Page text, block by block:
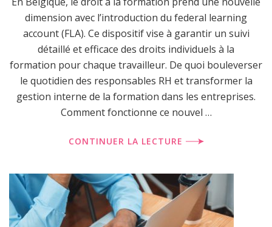
dimension avec l’introduction du federal learning
account (FLA). Ce dispositif vise à garantir un suivi
détaillé et efficace des droits individuels à la
formation pour chaque travailleur. De quoi bouleverser
le quotidien des responsables RH et transformer la
gestion interne de la formation dans les entreprises.
Comment fonctionne ce nouvel …
CONTINUER LA LECTURE